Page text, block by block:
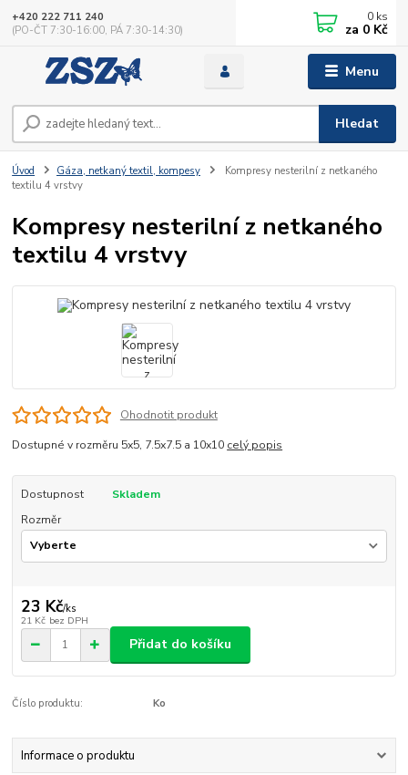
Menu
Hledat
+420 222 711 240
(PO-ČT 7:30-16:00, PÁ 7:30-14:30)
0 ks
za 0 Kč
Úvod Gáza, netkaný textil, kompesy
Kompresy nesterilní z netkaného
textilu 4 vrstvy
Kompresy nesterilní z netkaného
textilu 4 vrstvy
Ohodnotit produkt
Dostupné v rozměru 5x5, 7.5x7.5 a 10x10 celý popis
Dostupnost
Skladem
Rozměr
23 Kč/ks
21 Kč bez DPH
Přidat do košíku
Číslo produktu: Ko
Informace o produktu